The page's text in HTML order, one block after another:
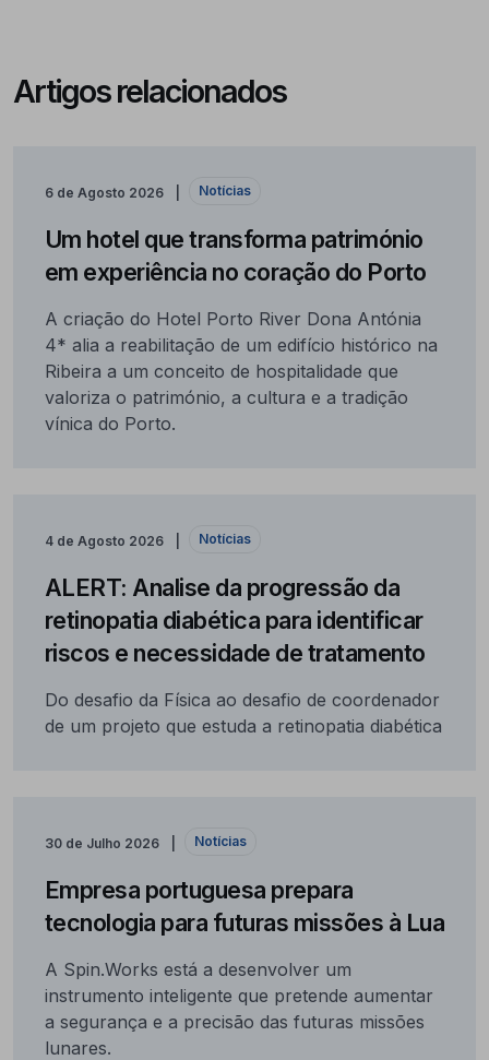
Artigos relacionados
6 de Agosto 2026 Notícias
Um hotel que transforma património
em experiência no coração do Porto
A criação do Hotel Porto River Dona Antónia
4* alia a reabilitação de um edifício histórico na
Ribeira a um conceito de hospitalidade que
valoriza o património, a cultura e a tradição
vínica do Porto.
4 de Agosto 2026 Notícias
ALERT: Analise da progressão da
retinopatia diabética para identificar
riscos e necessidade de tratamento
Do desafio da Física ao desafio de coordenador
de um projeto que estuda a retinopatia diabética
30 de Julho 2026 Notícias
Empresa portuguesa prepara
tecnologia para futuras missões à Lua
A Spin.Works está a desenvolver um
instrumento inteligente que pretende aumentar
a segurança e a precisão das futuras missões
lunares.